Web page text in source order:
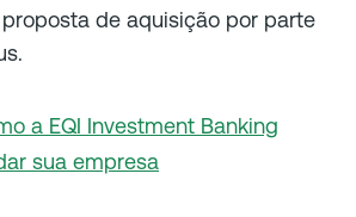
de aquisição por parte
a EQI Investment Banking
sua empresa